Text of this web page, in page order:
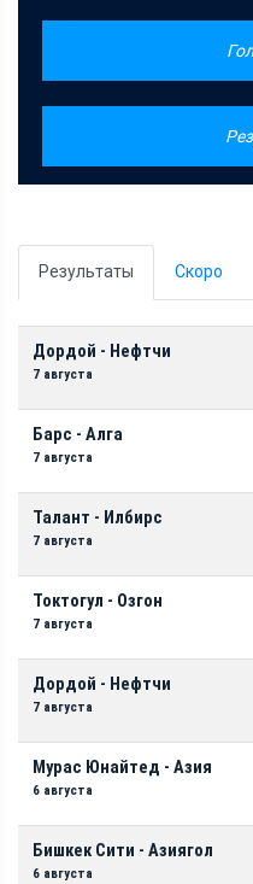
Результаты Скоро
Дордой - Нефтчи
7 августа
Барс - Алга
7 августа
Талант - Илбирс
7 августа
Токтогул - Озгон
7 августа
Дордой - Нефтчи
7 августа
Мурас Юнайтед - Азия
6 августа
Бишкек Сити - Азиягол
6 августа